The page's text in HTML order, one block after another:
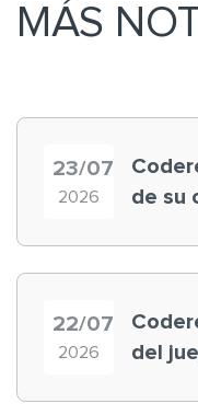
MÁS
23/07
2026
de su
22/07
2026
del